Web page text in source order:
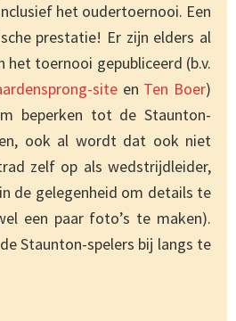
het oudertoernooi. Een
prestatie! Er zijn elders al
het toernooi gepubliceerd (b.v.
site en Ten Boer)
beperken tot de Staunton-
ook al wordt dat ook niet
zelf op als wedstrijdleider,
de gelegenheid om details te
een paar foto’s te maken).
Staunton-spelers bij langs te